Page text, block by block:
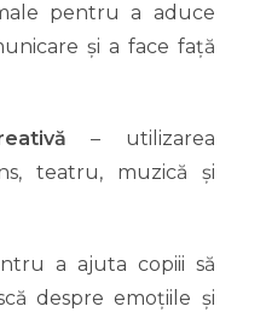
pentru a aduce
și a face față
– utilizarea
teatru, muzică și
a ajuta copiii să
despre emoțiile și